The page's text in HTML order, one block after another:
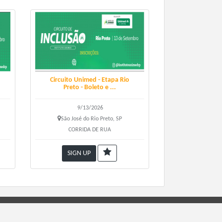
Circuito Unimed - Etapa Rio
Preto - Boleto e ...
9/13/2026
São José do Rio Preto, SP
CORRIDA DE RUA
SIGN UP